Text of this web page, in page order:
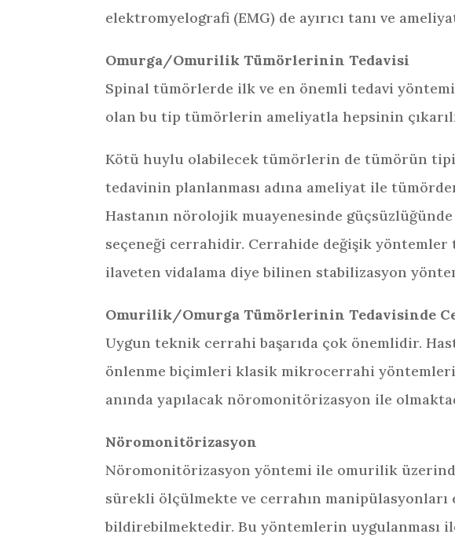
elektromyelografi (EMG) de ayırıcı tanı ve
Omurga/Omurilik Tümörlerinin Tedavisi
Spinal tümörlerde ilk ve en önemli tedavi
olan bu tip tümörlerin ameliyatla hepsinin
Kötü huylu olabilecek tümörlerin de tümörün
tedavinin planlanması adına ameliyat ile
Hastanın nörolojik muayenesinde
seçeneği cerrahidir. Cerrahide değişik yöntemler
ilaveten vidalama diye bilinen stabilizasyon
Omurilik/Omurga Tümörlerinin Tedavisinde
Uygun teknik cerrahi başarıda çok önemlidir.
önlenme biçimleri klasik mikrocerrahi
anında yapılacak nöromonitörizasyon ile
Nöromonitörizasyon
Nöromonitörizasyon yöntemi ile omurilik
sürekli ölçülmekte ve cerrahın manipülasyonları
bildirebilmektedir. Bu yöntemlerin uygulanması